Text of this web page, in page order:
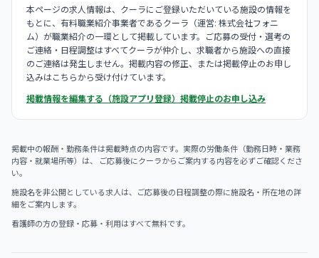
本ページの求人情報は、クーラにご登録いただいている施設の情報を
もとに、有料職業紹介事業者であるクーラ（運営: 株式会社フォニ
ム）が職業紹介の一環として掲載しています。ご応募の受付・選考の
ご連絡・日程調整はすべてクーラが仲介し、求職者から施設への直接
のご連絡は発生しません。掲載内容の修正、または掲載停止のお申し
込みはこちらから受け付けています。
掲載情報を編集する（施設アプリ登録） 掲載停止のお申し込み
掲載中の報酬・勤務条件は掲載時点の内容です。実際の労働条件（勤務日時・業務
内容・就業場所等）は、 ご応募後にクーラからご案内する内容を必ずご確認くださ
い。
施設名を非公開としている求人は、ご応募後の日程調整の際に施設名・所在地の詳
細をご案内します。
看護師の方の登録・応募・利用はすべて無料です。